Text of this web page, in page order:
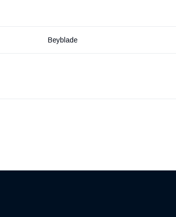
Beyblade